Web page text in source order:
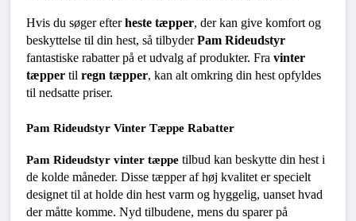
Hvis du søger efter heste tæpper, der kan give komfort og
beskyttelse til din hest, så tilbyder Pam Rideudstyr
fantastiske rabatter på et udvalg af produkter. Fra vinter
tæpper til regn tæpper, kan alt omkring din hest opfyldes
til nedsatte priser.
Pam Rideudstyr Vinter Tæppe Rabatter
Pam Rideudstyr vinter tæppe tilbud kan beskytte din hest i
de kolde måneder. Disse tæpper af høj kvalitet er specielt
designet til at holde din hest varm og hyggelig, uanset hvad
der måtte komme. Nyd tilbudene, mens du sparer på